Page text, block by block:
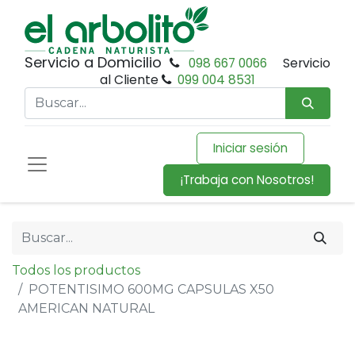
Servicio a Domicilio 098 667 0066
Servicio
al Cliente
099 004 8531
Iniciar sesión
¡Trabaja con Nosotros!
Todos los productos
POTENTISIMO 600MG CAPSULAS X50
AMERICAN NATURAL